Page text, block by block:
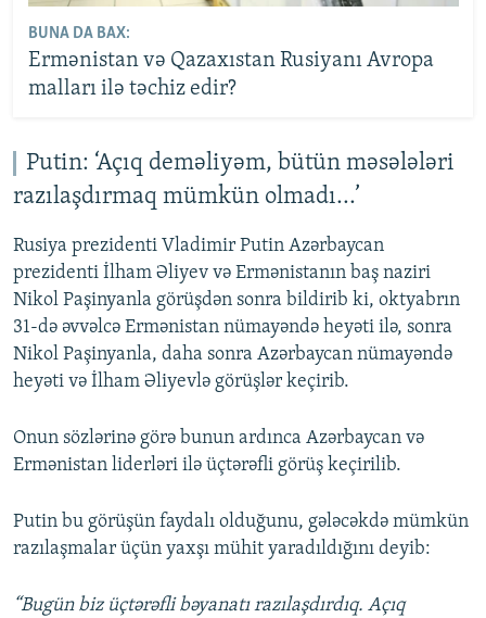
BUNA DA BAX:
Ermənistan və Qazaxıstan Rusiyanı Avropa
malları ilə təchiz edir?
Putin: ‘Açıq deməliyəm, bütün məsələləri
razılaşdırmaq mümkün olmadı...’
Rusiya prezidenti Vladimir Putin Azərbaycan
prezidenti İlham Əliyev və Ermənistanın baş naziri
Nikol Paşinyanla görüşdən sonra bildirib ki, oktyabrın
31-də əvvəlcə Ermənistan nümayəndə heyəti ilə, sonra
Nikol Paşinyanla, daha sonra Azərbaycan nümayəndə
heyəti və İlham Əliyevlə görüşlər keçirib.
Onun sözlərinə görə bunun ardınca Azərbaycan və
Ermənistan liderləri ilə üçtərəfli görüş keçirilib.
Putin bu görüşün faydalı olduğunu, gələcəkdə mümkün
razılaşmalar üçün yaxşı mühit yaradıldığını deyib:
“Bugün biz üçtərəfli bəyanatı razılaşdırdıq. Açıq